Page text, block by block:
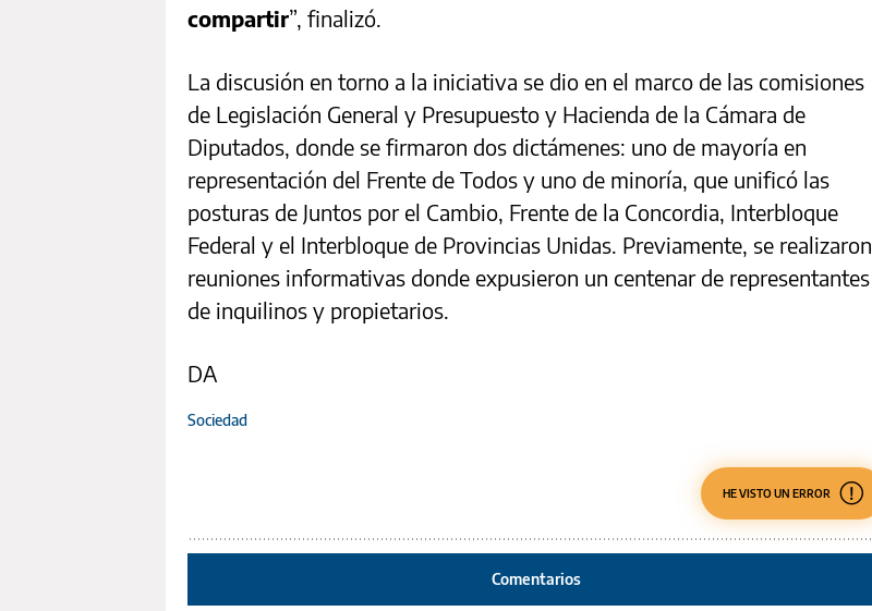
compartir”, finalizó.
La discusión en torno a la iniciativa se dio en el marco de las comisiones
de Legislación General y Presupuesto y Hacienda de la Cámara de
Diputados, donde se firmaron dos dictámenes: uno de mayoría en
representación del Frente de Todos y uno de minoría, que unificó las
posturas de Juntos por el Cambio, Frente de la Concordia, Interbloque
Federal y el Interbloque de Provincias Unidas. Previamente, se realizaron
reuniones informativas donde expusieron un centenar de representantes
de inquilinos y propietarios.
DA
Sociedad
HE VISTO UN ERROR
Comentarios